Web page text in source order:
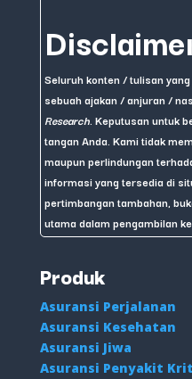
Seluruh konten / tulisan
sebuah ajakan / anjuran /
Research . Keputusan untuk
tangan Anda. Kami tidak
maupun perlindungan
informasi yang tersedia di
pertimbangan tambahan,
utama dalam pengambilan
Produk
Asuransi Perjalanan
Asuransi Kesehatan
Asuransi Jiwa
Asuransi Penyakit